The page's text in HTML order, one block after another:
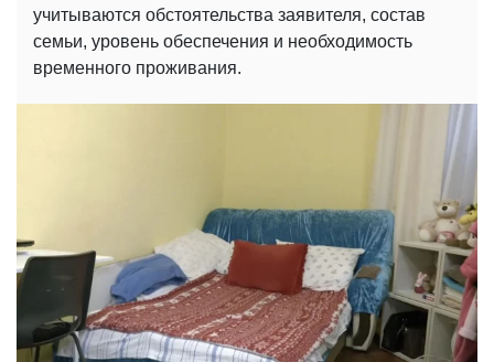
учитываются обстоятельства заявителя, состав
семьи, уровень обеспечения и необходимость
временного проживания.